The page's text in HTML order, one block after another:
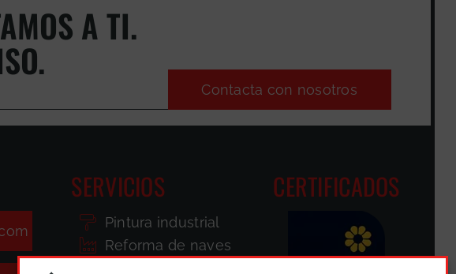
A TI.
Contacta con nosotros
SERVICIOS
Pintura industrial
Reforma de naves
CERTIFICADOS